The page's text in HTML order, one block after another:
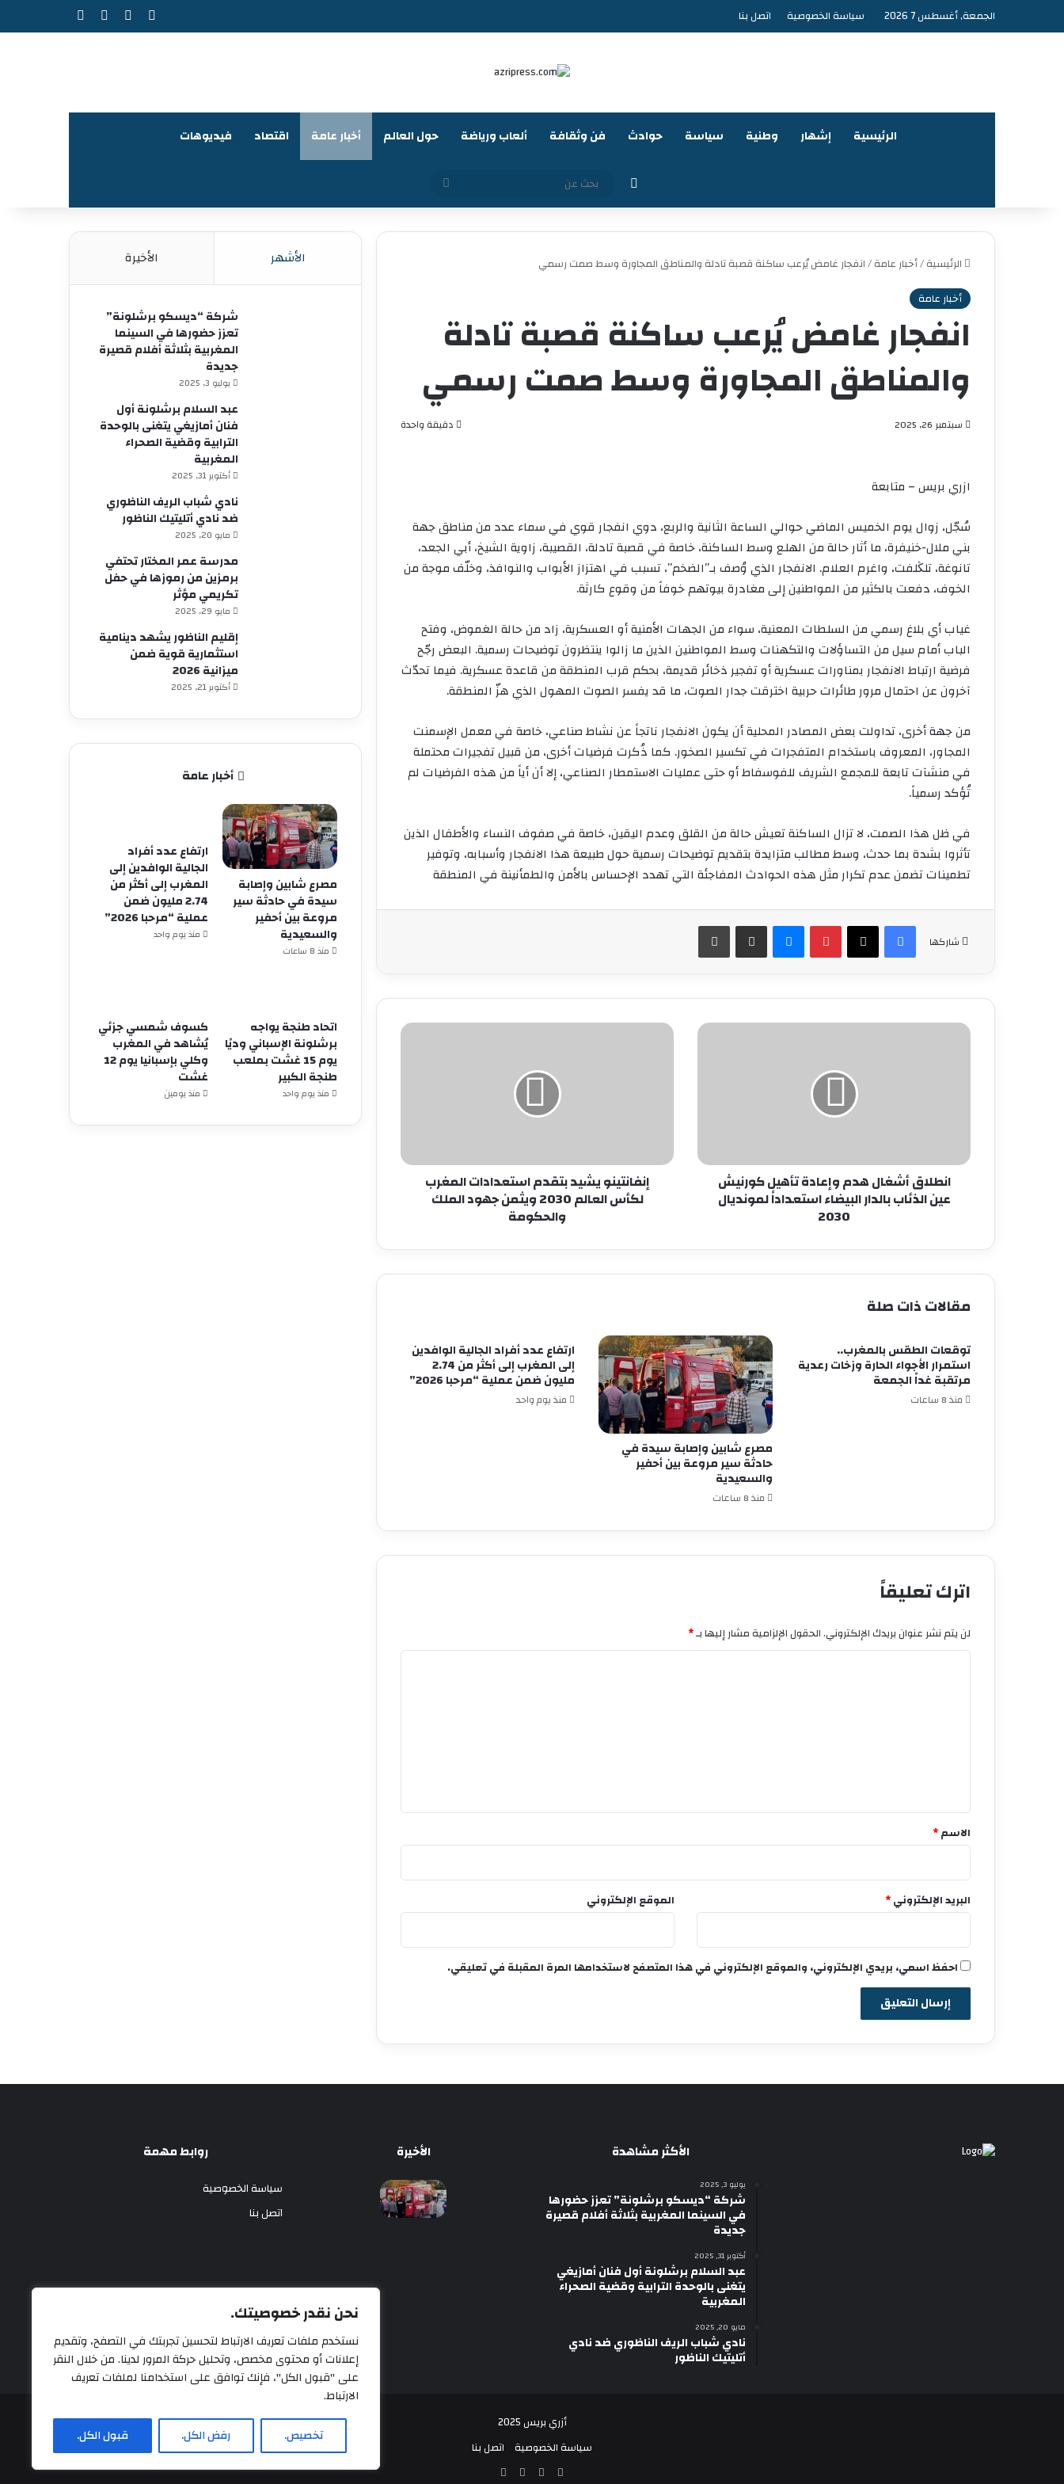
نحن نقدر خصوصيتك.
نستخدم ملفات تعريف الارتباط لتحسين تجربتك في التصفح، وتقديم
إعلانات أو محتوى مخصص، وتحليل حركة المرور لدينا. من خلال النقر
على "قبول الكل"، فإنك توافق على استخدامنا لملفات تعريف
الارتباط.
تخصيص.
رفض الكل. قبول الكل.
الجمعة, أغسطس 7 2026 سياسة الخصوصية اتصل بنا فيسبوك ‫YouTube
الرئيسية إشهار وطنية سياسة حوادث فن وثقافة ألعاب ورياضة حول العالم أخبار عامة اقتصاد فيديوهات
الوضع المظلم
عن
الرئيسية/أخبار عامة/انفجار غامض يُرعب ساكنة قصبة تادلة والمناطق المجاورة وسط صمت رسمي
أخبار عامة
انفجار غامض يُرعب ساكنة قصبة تادلة
والمناطق المجاورة وسط صمت رسمي
سبتمبر 26, 2025 دقيقة واحدة
ازري بريس – متابعة
سُجّل، زوال يوم الخميس الماضي حوالي الساعة الثانية والربع، دوي انفجار قوي في سماء عدد من مناطق جهة
بني ملال-خنيفرة، ما أثار حالة من الهلع وسط الساكنة، خاصة في قصبة تادلة، القصيبة، زاوية الشيخ، أبي الجعد،
تانوغة، تلڭلفت، واغرم العلام. الانفجار الذي وُصف بـ”الضخم”، تسبب في اهتزاز الأبواب والنوافذ، وخلّف موجة من
الخوف، دفعت بالكثير من المواطنين إلى مغادرة بيوتهم خوفاً من وقوع كارثة.
غياب أي بلاغ رسمي من السلطات المعنية، سواء من الجهات الأمنية أو العسكرية، زاد من حالة الغموض، وفتح
الباب أمام سيل من التساؤلات والتكهنات وسط المواطنين الذين ما زالوا ينتظرون توضيحات رسمية. البعض رجّح
فرضية ارتباط الانفجار بمناورات عسكرية أو تفجير ذخائر قديمة، بحكم قرب المنطقة من قاعدة عسكرية. فيما تحدّث
آخرون عن احتمال مرور طائرات حربية اخترقت جدار الصوت، ما قد يفسر الصوت المهول الذي هزّ المنطقة.
من جهة أخرى، تداولت بعض المصادر المحلية أن يكون الانفجار ناتجاً عن نشاط صناعي، خاصة في معمل الإسمنت
المجاور، المعروف باستخدام المتفجرات في تكسير الصخور. كما ذُكرت فرضيات أخرى، من قبيل تفجيرات محتملة
في منشآت تابعة للمجمع الشريف للفوسفاط أو حتى عمليات الاستمطار الصناعي، إلا أن أياً من هذه الفرضيات لم
تُؤكد رسمياً.
في ظل هذا الصمت، لا تزال الساكنة تعيش حالة من القلق وعدم اليقين، خاصة في صفوف النساء والأطفال الذين
تأثروا بشدة بما حدث، وسط مطالب متزايدة بتقديم توضيحات رسمية حول طبيعة هذا الانفجار وأسبابه، وتوفير
تطمينات تضمن عدم تكرار مثل هذه الحوادث المفاجئة التي تهدد الإحساس بالأمن والطمأنينة في المنطقة
شاركها
فيسبوك
‫X بينتيريستماسنجر مشاركة عبر البريد طباعة
انطلاق
بالدار
البيضاء
استعداداً
لمونديال
انطلاق أشغال هدم وإعادة تأهيل كورنيش
عين الذئاب بالدار البيضاء استعداداً لمونديال
2030
إنفانتينو
ويثمن
جهود
الملك
إنفانتينو يشيد بتقدم استعدادات المغرب
لكأس العالم 2030 ويثمن جهود الملك
والحكومة
مقالات ذات صلة
توقعات الطقس بالمغرب..
استمرار الأجواء الحارة وزخات رعدية
مرتقبة غداً الجمعة
منذ 8 ساعات
مصرع شابين وإصابة سيدة في
حادثة سير مروعة بين أحفير
والسعيدية
منذ 8 ساعات
ارتفاع عدد أفراد الجالية الوافدين
إلى المغرب إلى أكثر من 2.74
مليون ضمن عملية “مرحبا 2026”
منذ يوم واحد
اترك تعليقاً
لن يتم نشر عنوان بريدك الإلكتروني.الحقول الإلزامية مشار إليها بـ*
*
الاسم*
البريد الإلكتروني* الموقع الإلكتروني
احفظ اسمي، بريدي الإلكتروني، والموقع الإلكتروني في هذا المتصفح لاستخدامها المرة المقبلة في تعليقي.
الأشهر الأخيرة
شركة “ديسكو برشلونة”
تعزز حضورها في السينما
المغربية بثلاثة أفلام قصيرة
جديدة
يوليو 3, 2025
عبد السلام برشلونة أول
فنان أمازيغي يتغنى بالوحدة
الترابية وقضية الصحراء
المغربية
أكتوبر 31, 2025
نادي شباب الريف الناظوري
ضد نادي أتليتيك الناظور
مايو 20, 2025
مدرسة عمر المختار تحتفي
برمزين من رموزها في حفل
تكريمي مؤثر
مايو 29, 2025
إقليم الناظور يشهد دينامية
استثمارية قوية ضمن
ميزانية 2026
أكتوبر 21, 2025
أخبار عامة
مصرع شابين وإصابة
سيدة في حادثة سير
مروعة بين أحفير
والسعيدية
منذ 8 ساعات
ارتفاع عدد أفراد
الجالية الوافدين إلى
المغرب إلى أكثر من
2.74 مليون ضمن
عملية “مرحبا 2026”
منذ يوم واحد
اتحاد طنجة يواجه
برشلونة الإسباني وديًا
يوم 15 غشت بملعب
طنجة الكبير
منذ يوم واحد
كسوف شمسي جزئي
يُشاهد في المغرب
وكلي بإسبانيا يوم 12
غشت
منذ يومين
الأكثر مشاهدة
يوليو 3, 2025
شركة “ديسكو برشلونة” تعزز حضورها
في السينما المغربية بثلاثة أفلام قصيرة
جديدة
أكتوبر 31, 2025
عبد السلام برشلونة أول فنان أمازيغي
يتغنى بالوحدة الترابية وقضية الصحراء
المغربية
مايو 20, 2025
نادي شباب الريف الناظوري ضد نادي
أتليتيك الناظور
الأخيرة روابط مهمة
سياسة الخصوصية
اتصل بنا
أزري بريس 2025
سياسة الخصوصية
اتصل بنا
فيسبوك ‫YouTube